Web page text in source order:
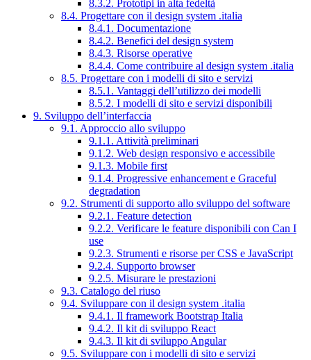
8.3.2. Prototipi in alta fedeltà
8.4. Progettare con il design system .italia
8.4.1. Documentazione
8.4.2. Benefici del design system
8.4.3. Risorse operative
8.4.4. Come contribuire al design system .italia
8.5. Progettare con i modelli di sito e servizi
8.5.1. Vantaggi dell’utilizzo dei modelli
8.5.2. I modelli di sito e servizi disponibili
9. Sviluppo dell’interfaccia
9.1. Approccio allo sviluppo
9.1.1. Attività preliminari
9.1.2. Web design responsivo e accessibile
9.1.3. Mobile first
9.1.4. Progressive enhancement e Graceful
degradation
9.2. Strumenti di supporto allo sviluppo del software
9.2.1. Feature detection
9.2.2. Verificare le feature disponibili con Can I
use
9.2.3. Strumenti e risorse per CSS e JavaScript
9.2.4. Supporto browser
9.2.5. Misurare le prestazioni
9.3. Catalogo del riuso
9.4. Sviluppare con il design system .italia
9.4.1. Il framework Bootstrap Italia
9.4.2. Il kit di sviluppo React
9.4.3. Il kit di sviluppo Angular
9.5. Sviluppare con i modelli di sito e servizi